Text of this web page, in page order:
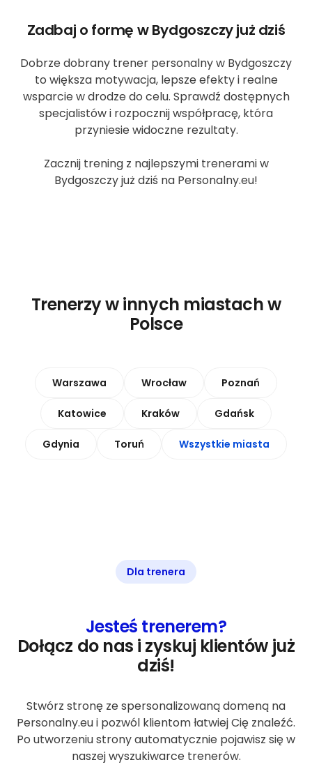
Zadbaj o formę w Bydgoszczy już dziś
Dobrze dobrany trener personalny w Bydgoszczy
to większa motywacja, lepsze efekty i realne
wsparcie w drodze do celu. Sprawdź dostępnych
specjalistów i rozpocznij współpracę, która
przyniesie widoczne rezultaty.
Zacznij trening z najlepszymi trenerami w
Bydgoszczy już dziś na Personalny.eu!
Trenerzy w innych miastach w
Polsce
Warszawa Wrocław Poznań
Katowice Kraków Gdańsk
Gdynia Toruń Wszystkie miasta
Dla trenera
Jesteś trenerem?
Dołącz do nas i zyskuj klientów już
dziś!
Stwórz stronę ze spersonalizowaną domeną na
Personalny.eu i pozwól klientom łatwiej Cię znaleźć.
Po utworzeniu strony automatycznie pojawisz się w
naszej wyszukiwarce trenerów.